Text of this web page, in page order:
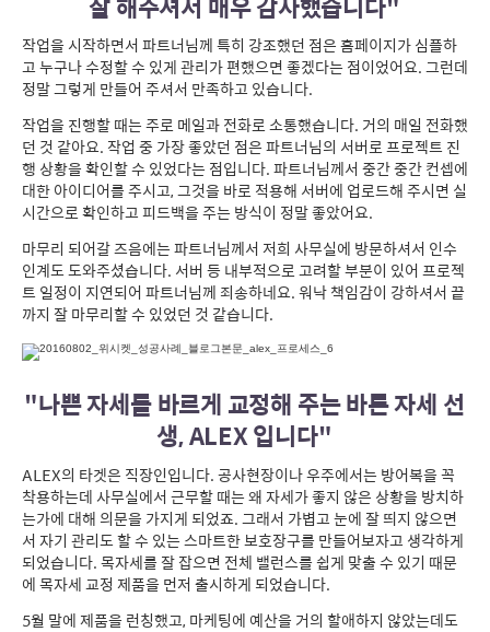
잘 해주셔서 매우 감사했습니다"
작업을 시작하면서 파트너님께 특히 강조했던 점은 홈페이지가 심플하
고 누구나 수정할 수 있게 관리가 편했으면 좋겠다는 점이었어요. 그런데
정말 그렇게 만들어 주셔서 만족하고 있습니다.
작업을 진행할 때는 주로 메일과 전화로 소통했습니다. 거의 매일 전화했
던 것 같아요. 작업 중 가장 좋았던 점은 파트너님의 서버로 프로젝트 진
행 상황을 확인할 수 있었다는 점입니다. 파트너님께서 중간 중간 컨셉에
대한 아이디어를 주시고, 그것을 바로 적용해 서버에 업로드해 주시면 실
시간으로 확인하고 피드백을 주는 방식이 정말 좋았어요.
마무리 되어갈 즈음에는 파트너님께서 저희 사무실에 방문하셔서 인수
인계도 도와주셨습니다. 서버 등 내부적으로 고려할 부분이 있어 프로젝
트 일정이 지연되어 파트너님께 죄송하네요. 워낙 책임감이 강하셔서 끝
까지 잘 마무리할 수 있었던 것 같습니다.
"나쁜 자세를 바르게 교정해 주는 바른 자세 선
생, ALEX 입니다"
ALEX의 타겟은 직장인입니다. 공사현장이나 우주에서는 방어복을 꼭
착용하는데 사무실에서 근무할 때는 왜 자세가 좋지 않은 상황을 방치하
는가에 대해 의문을 가지게 되었죠. 그래서 가볍고 눈에 잘 띄지 않으면
서 자기 관리도 할 수 있는 스마트한 보호장구를 만들어보자고 생각하게
되었습니다. 목자세를 잘 잡으면 전체 밸런스를 쉽게 맞출 수 있기 때문
에 목자세 교정 제품을 먼저 출시하게 되었습니다.
5월 말에 제품을 런칭했고, 마케팅에 예산을 거의 할애하지 않았는데도